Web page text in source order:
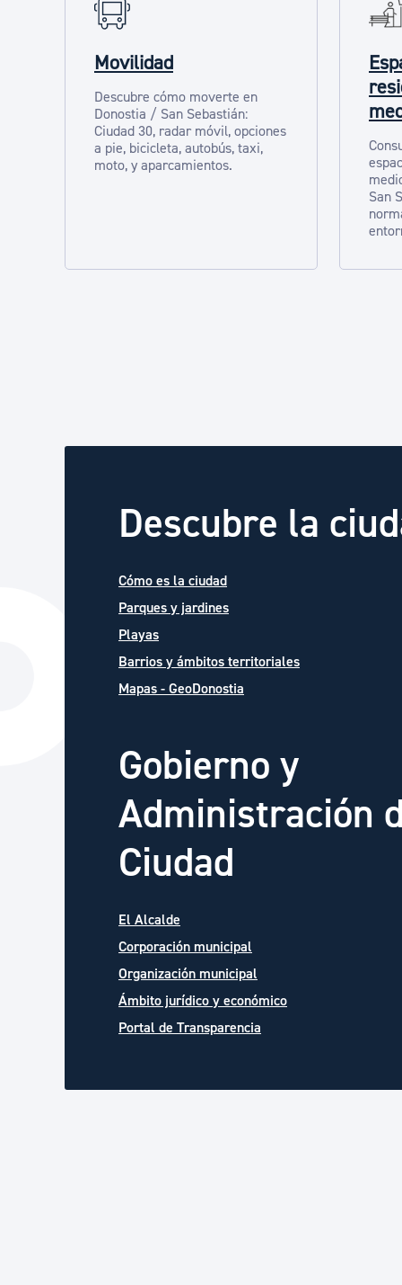
Movilidad
Descubre cómo moverte en
Donostia / San Sebastián:
Ciudad 30, radar móvil, opciones
a pie, bicicleta, autobús, taxi,
moto, y aparcamientos.
San
Descubre la
Cómo es la ciudad
Parques y jardines
Playas
Barrios y ámbitos territoriales
Mapas - GeoDonostia
Gobierno y
Administración
Ciudad
El Alcalde
Corporación municipal
Organización municipal
Ámbito jurídico y económico
Portal de Transparencia